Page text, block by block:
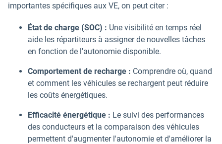
importantes spécifiques aux VE, on peut citer :
État de charge (SOC) : Une visibilité en temps réel
aide les répartiteurs à assigner de nouvelles tâches
en fonction de l'autonomie disponible.
Comportement de recharge : Comprendre où, quand
et comment les véhicules se rechargent peut réduire
les coûts énergétiques.
Efficacité énergétique : Le suivi des performances
des conducteurs et la comparaison des véhicules
permettent d'augmenter l'autonomie et d'améliorer la